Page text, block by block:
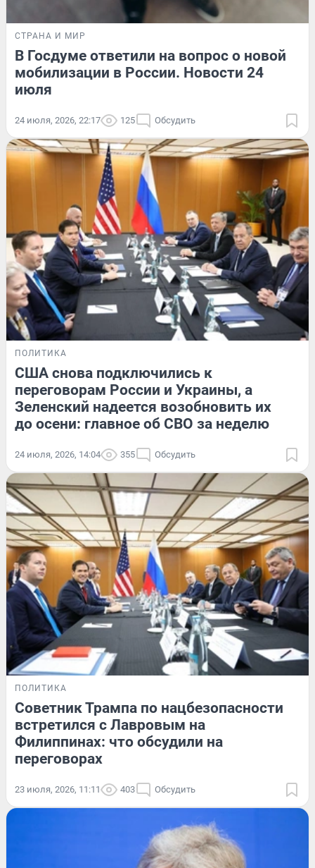
СТРАНА И МИР
В Госдуме ответили на вопрос о новой
мобилизации в России. Новости 24
июля
24 июля, 2026, 22:17 125 Обсудить
ПОЛИТИКА
США снова подключились к
переговорам России и Украины, а
Зеленский надеется возобновить их
до осени: главное об СВО за неделю
24 июля, 2026, 14:04 355 Обсудить
ПОЛИТИКА
Советник Трампа по нацбезопасности
встретился с Лавровым на
Филиппинах: что обсудили на
переговорах
23 июля, 2026, 11:11 403 Обсудить